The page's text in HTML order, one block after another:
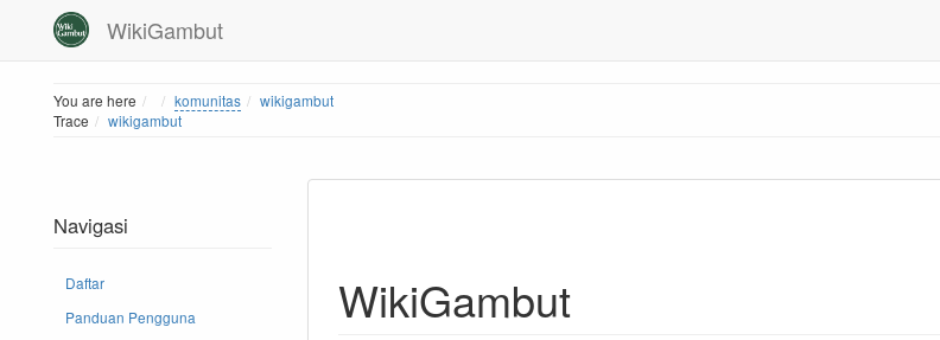
WikiGambut
You are here Home
komunitas
wikigambut
Trace
wikigambut
Navigasi
Daftar
Panduan Pengguna
WikiGambut